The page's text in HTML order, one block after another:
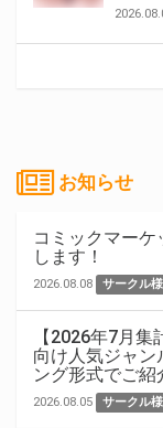
お知らせ
コミックマー
します！
2026.08.08 サークル
【2026年7月
向け人気ジャン
ング形式でご紹
2026.08.05 サークル